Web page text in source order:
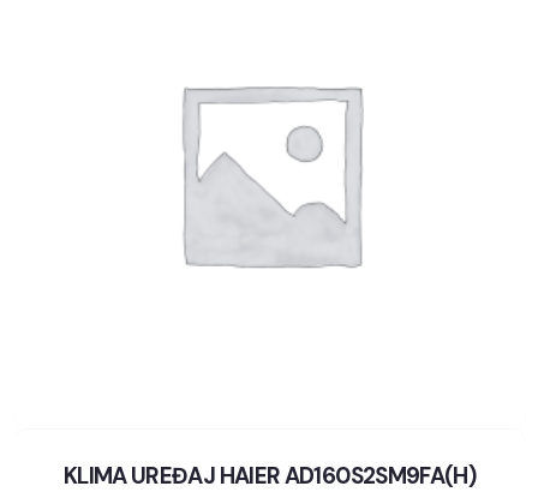
KLIMA UREĐAJ HAIER AD160S2SM9FA(H)